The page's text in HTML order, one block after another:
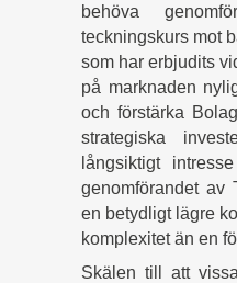
behöva
teckningskurs mot
som har erbjudits
på marknaden
och förstärka
strategiska
långsiktigt
genomförandet av
en betydligt lägre
komplexitet än en
Skälen till att